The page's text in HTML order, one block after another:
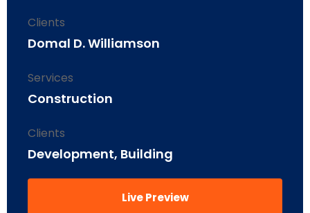
Clients
Domal D. Williamson
Services
Construction
Clients
Development, Building
Live Preview